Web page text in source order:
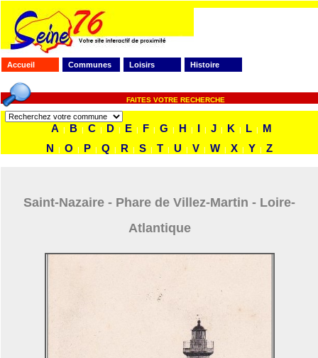
Accueil Communes Loisirs Histoire
FAITES VOTRE RECHERCHE
A | B | C | D | E | F | G | H | I | J | K | L |
M
N
| O | P | Q | R | S | T | U | V | W | X | Y | Z
Saint-Nazaire - Phare de Villez-Martin - Loire-
Atlantique